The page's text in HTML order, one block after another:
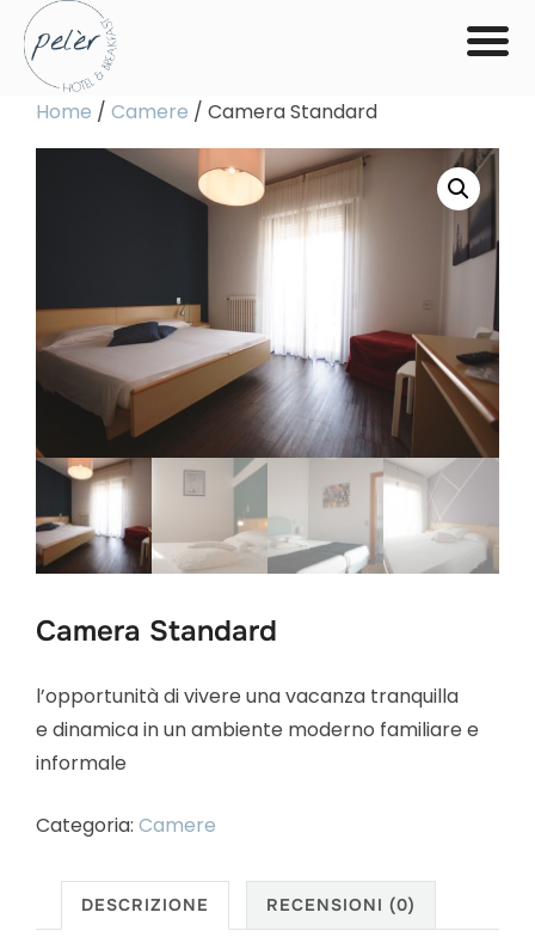
SaltaHome / Camere / Camera Standard
Camera Standard
l’opportunità di vivere una vacanza tranquilla
e dinamica in un ambiente moderno familiare e
informale
Categoria: Camere
DESCRIZIONE RECENSIONI (0)